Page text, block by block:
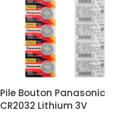
Pile Bouton Panasonic
CR2032 Lithium 3V